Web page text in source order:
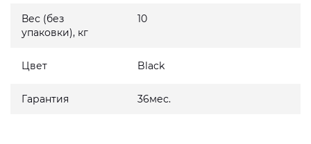
Вес (без
упаковки), кг
10
Цвет Black
Гарантия 36мес.